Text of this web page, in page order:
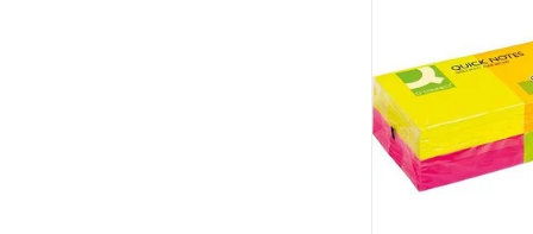
TOEVOEGEN